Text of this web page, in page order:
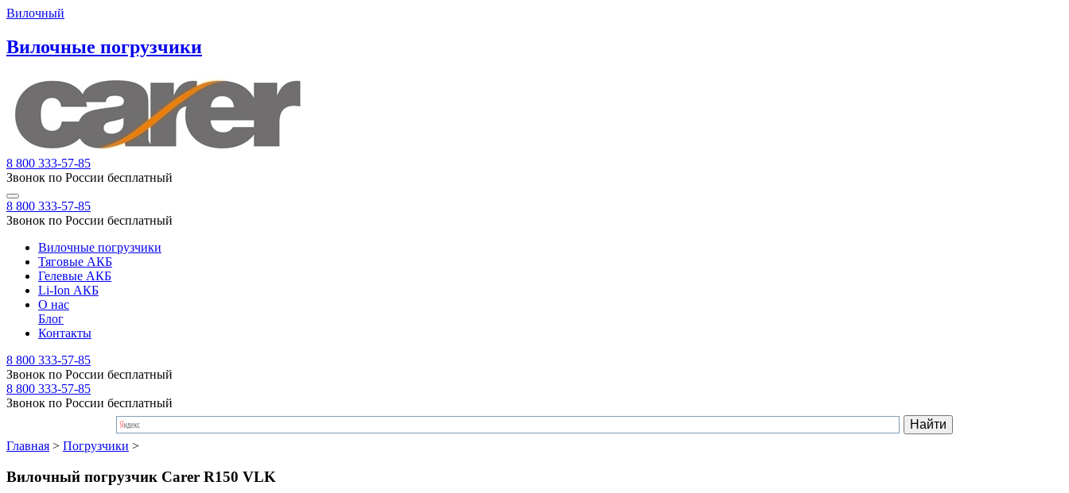
Вилочный
Вилочные погрузчики
8 800 333-57-85
Звонок по России бесплатный
8 800 333-57-85
Звонок по России бесплатный
Вилочные погрузчики
Тяговые АКБ
Гелевые АКБ
Li-Ion АКБ
О нас
Блог
Контакты
8 800 333-57-85
Звонок по России бесплатный
8 800 333-57-85
Звонок по России бесплатный
Главная > Погрузчики >
Вилочный погрузчик Carer R150 VLK